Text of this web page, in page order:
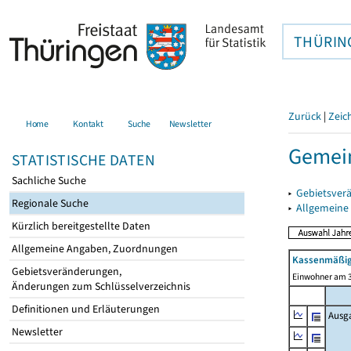
Home Kontakt Suche Newsletter
STATISTISCHE DATEN
Sachliche Suche
Regionale Suche
Kürzlich bereitgestellte Daten
Allgemeine Angaben, Zuordnungen
Gebietsveränderungen,
Änderungen zum Schlüsselverzeichnis
Definitionen und Erläuterungen
Newsletter
Zurück |
▸
▸
Einwohner am